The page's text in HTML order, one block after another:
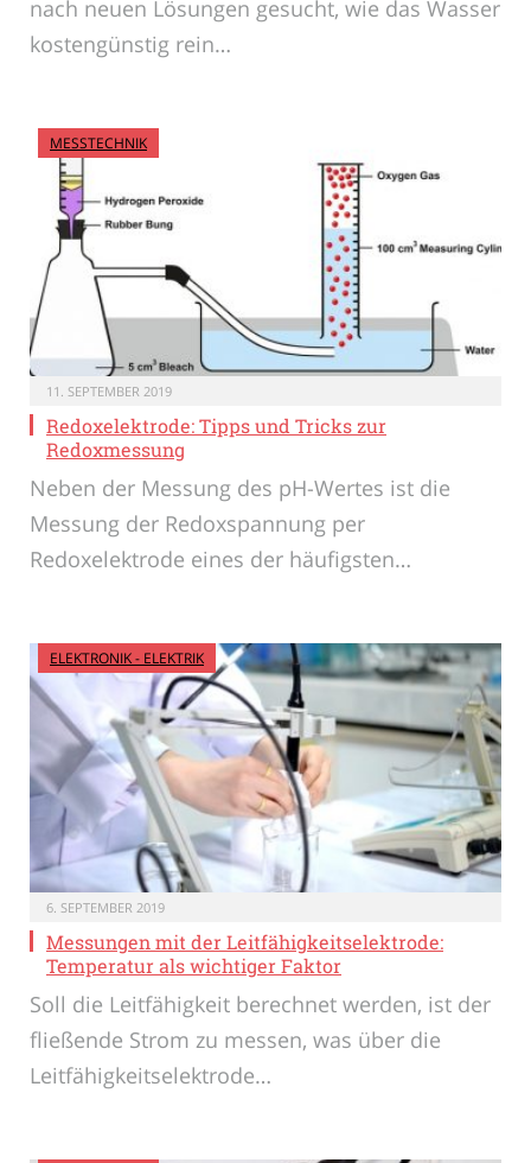
nach neuen Lösungen gesucht, wie das Wasser
kostengünstig rein…
MESSTECHNIK
11. SEPTEMBER 2019
Redoxelektrode: Tipps und Tricks zur
Redoxmessung
Neben der Messung des pH-Wertes ist die
Messung der Redoxspannung per
Redoxelektrode eines der häufigsten…
ELEKTRONIK - ELEKTRIK
6. SEPTEMBER 2019
Messungen mit der Leitfähigkeitselektrode:
Temperatur als wichtiger Faktor
Soll die Leitfähigkeit berechnet werden, ist der
fließende Strom zu messen, was über die
Leitfähigkeitselektrode…